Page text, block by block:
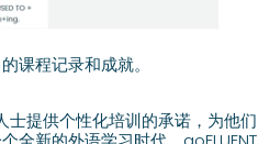
课程记录和成就。
士提供个性化培训的承诺，为他们